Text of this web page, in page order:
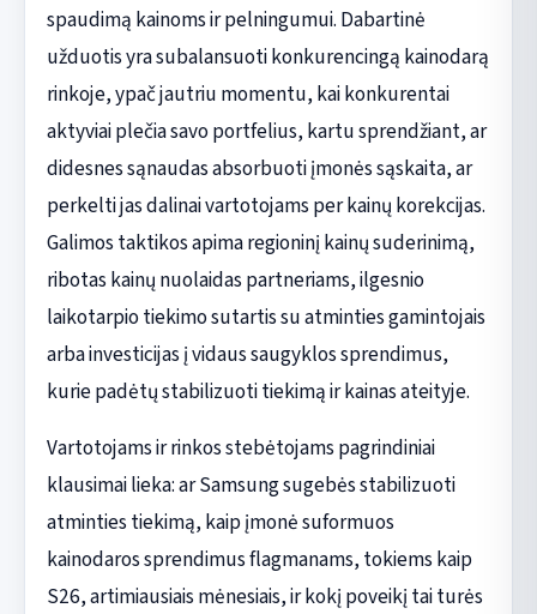
spaudimą kainoms ir pelningumui. Dabartinė
užduotis yra subalansuoti konkurencingą kainodarą
rinkoje, ypač jautriu momentu, kai konkurentai
aktyviai plečia savo portfelius, kartu sprendžiant, ar
didesnes sąnaudas absorbuoti įmonės sąskaita, ar
perkelti jas dalinai vartotojams per kainų korekcijas.
Galimos taktikos apima regioninį kainų suderinimą,
ribotas kainų nuolaidas partneriams, ilgesnio
laikotarpio tiekimo sutartis su atminties gamintojais
arba investicijas į vidaus saugyklos sprendimus,
kurie padėtų stabilizuoti tiekimą ir kainas ateityje.
Vartotojams ir rinkos stebėtojams pagrindiniai
klausimai lieka: ar Samsung sugebės stabilizuoti
atminties tiekimą, kaip įmonė suformuos
kainodaros sprendimus flagmanams, tokiems kaip
S26, artimiausiais mėnesiais, ir kokį poveikį tai turės